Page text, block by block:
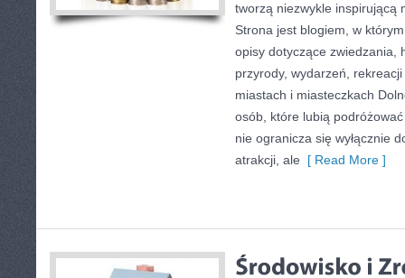
tworzą niezwykle inspirującą
Strona jest blogiem, w
opisy dotyczące zwiedzania,
przyrody, wydarzeń,
miastach i miasteczkach
osób, które lubią
nie ogranicza się wyłącznie
atrakcji, ale [ Read More ]